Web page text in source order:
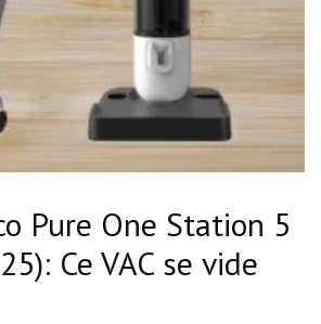
Pure One Station 5
Ce VAC se vide